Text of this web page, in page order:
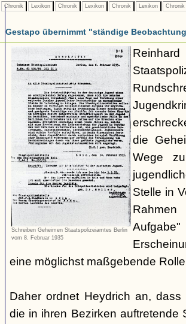
Chronik Lexikon Chronik Lexikon Chronik Lexikon Chronik
Gestapo übernimmt "ständige
Schreiben Geheimen Staatspolizeiamtes Berlin
vom 8. Februar 1935
die
Wege
Stelle in
eine möglichst maßgebende
Daher ordnet Heydrich an,
die in ihren Bezirken auftretende